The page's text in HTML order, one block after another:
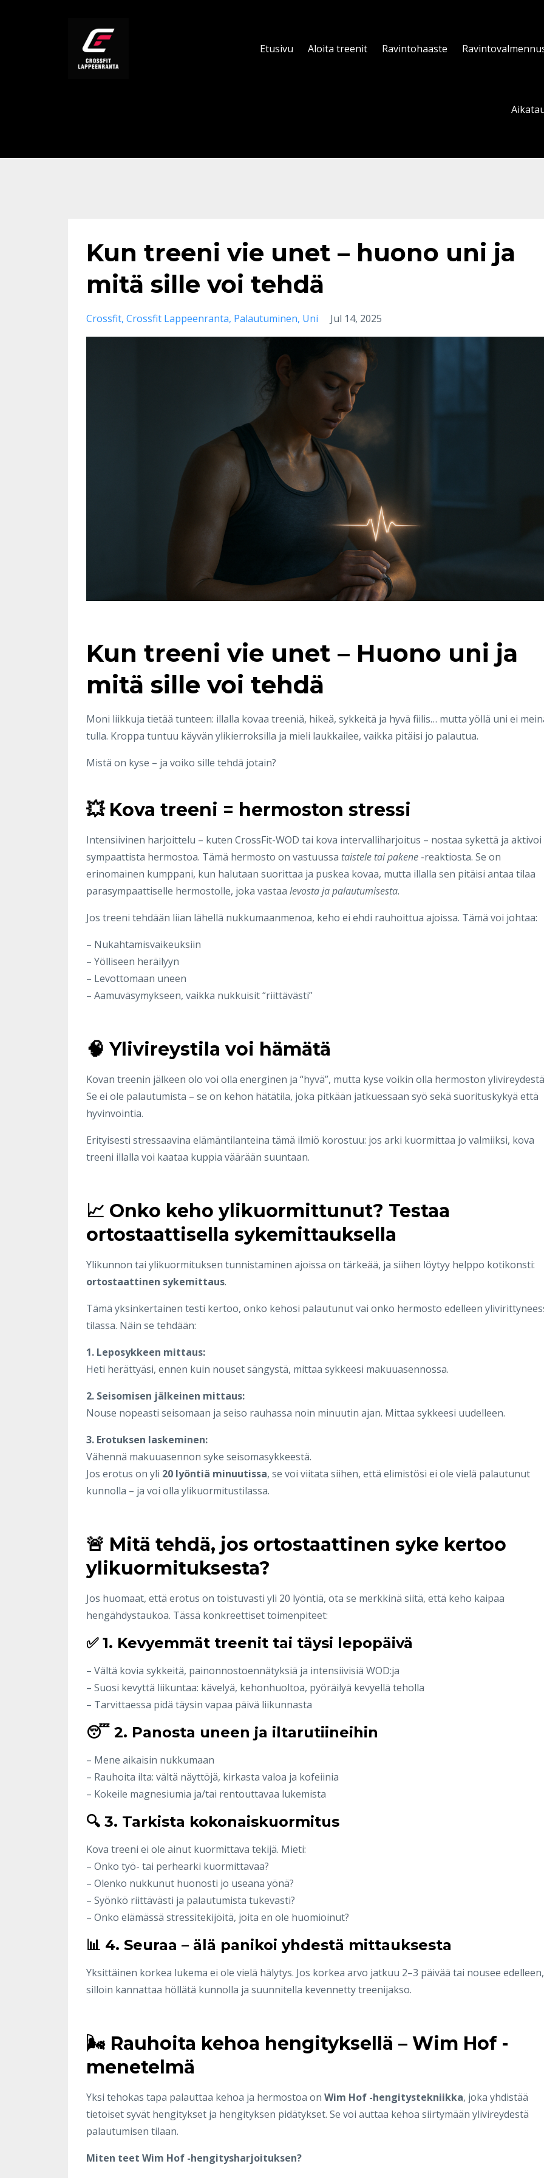
Etusivu Aloita treenit Ravintohaaste
Kun treeni vie unet – huono uni ja
mitä sille voi tehdä
Crossfit Crossfit Lappeenranta Palautuminen Uni Jul 14, 2025
Kun treeni vie unet – Huono uni ja
mitä sille voi tehdä
Moni liikkuja tietää tunteen: illalla kovaa treeniä, hikeä, sykkeitä ja hyvä fiilis… mutta yöllä uni ei
tulla. Kroppa tuntuu käyvän ylikierroksilla ja mieli laukkailee, vaikka pitäisi jo palautua.
Mistä on kyse – ja voiko sille tehdä jotain?
💥 Kova treeni = hermoston stressi
Intensiivinen harjoittelu – kuten CrossFit-WOD tai kova intervalliharjoitus – nostaa sykettä ja aktivoi
sympaattista hermostoa. Tämä hermosto on vastuussa taistele tai pakene -reaktiosta. Se on
erinomainen kumppani, kun halutaan suorittaa ja puskea kovaa, mutta illalla sen pitäisi antaa tilaa
parasympaattiselle hermostolle, joka vastaa levosta ja palautumisesta.
Jos treeni tehdään liian lähellä nukkumaanmenoa, keho ei ehdi rauhoittua ajoissa. Tämä voi johtaa:
– Nukahtamisvaikeuksiin
– Yölliseen heräilyyn
– Levottomaan uneen
– Aamuväsymykseen, vaikka nukkuisit “riittävästi”
🧠 Ylivireystila voi hämätä
Kovan treenin jälkeen olo voi olla energinen ja “hyvä”, mutta kyse voikin olla hermoston
Se ei ole palautumista – se on kehon hätätila, joka pitkään jatkuessaan syö sekä suorituskykyä että
hyvinvointia.
Erityisesti stressaavina elämäntilanteina tämä ilmiö korostuu: jos arki kuormittaa jo valmiiksi, kova
treeni illalla voi kaataa kuppia väärään suuntaan.
📈 Onko keho ylikuormittunut? Testaa
ortostaattisella sykemittauksella
Ylikunnon tai ylikuormituksen tunnistaminen ajoissa on tärkeää, ja siihen löytyy helppo kotikonsti:
ortostaattinen sykemittaus.
Tämä yksinkertainen testi kertoo, onko kehosi palautunut vai onko hermosto edelleen
tilassa. Näin se tehdään:
1. Leposykkeen mittaus:
Heti herättyäsi, ennen kuin nouset sängystä, mittaa sykkeesi makuuasennossa.
2. Seisomisen jälkeinen mittaus:
Nouse nopeasti seisomaan ja seiso rauhassa noin minuutin ajan. Mittaa sykkeesi uudelleen.
3. Erotuksen laskeminen:
Vähennä makuuasennon syke seisomasykkeestä.
Jos erotus on yli 20 lyöntiä minuutissa, se voi viitata siihen, että elimistösi ei ole vielä palautunut
kunnolla – ja voi olla ylikuormitustilassa.
🚨 Mitä tehdä, jos ortostaattinen syke kertoo
ylikuormituksesta?
Jos huomaat, että erotus on toistuvasti yli 20 lyöntiä, ota se merkkinä siitä, että keho kaipaa
hengähdystaukoa. Tässä konkreettiset toimenpiteet:
✅ 1. Kevyemmät treenit tai täysi lepopäivä
– Vältä kovia sykkeitä, painonnostoennätyksiä ja intensiivisiä WOD:ja
– Suosi kevyttä liikuntaa: kävelyä, kehonhuoltoa, pyöräilyä kevyellä teholla
– Tarvittaessa pidä täysin vapaa päivä liikunnasta
😴 2. Panosta uneen ja iltarutiineihin
– Mene aikaisin nukkumaan
– Rauhoita ilta: vältä näyttöjä, kirkasta valoa ja kofeiinia
– Kokeile magnesiumia ja/tai rentouttavaa lukemista
🔍 3. Tarkista kokonaiskuormitus
Kova treeni ei ole ainut kuormittava tekijä. Mieti:
– Onko työ- tai perhearki kuormittavaa?
– Olenko nukkunut huonosti jo useana yönä?
– Syönkö riittävästi ja palautumista tukevasti?
– Onko elämässä stressitekijöitä, joita en ole huomioinut?
📊 4. Seuraa – älä panikoi yhdestä mittauksesta
Yksittäinen korkea lukema ei ole vielä hälytys. Jos korkea arvo jatkuu 2–3 päivää tai nousee edelleen,
silloin kannattaa höllätä kunnolla ja suunnitella kevennetty treenijakso.
🌬 Rauhoita kehoa hengityksellä – Wim Hof -
menetelmä
Yksi tehokas tapa palauttaa kehoa ja hermostoa on Wim Hof -hengitystekniikka, joka yhdistää
tietoiset syvät hengitykset ja hengityksen pidätykset. Se voi auttaa kehoa siirtymään ylivireydestä
palautumisen tilaan.
Miten teet Wim Hof -hengitysharjoituksen?